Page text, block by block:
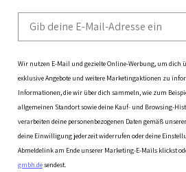
Wir nutzen E-Mail und gezielte Online-Werbung, um dich
exklusive Angebote und weitere Marketingaktionen zu
Informationen, die wir über dich sammeln, wie zum
allgemeinen Standort sowie deine Kauf- und Browsing-
verarbeiten deine personenbezogenen Daten gemäß unserer
deine Einwilligung jederzeit widerrufen oder deine
Abmeldelink am Ende unserer Marketing-E-Mails klickst
gmbh.desendest.